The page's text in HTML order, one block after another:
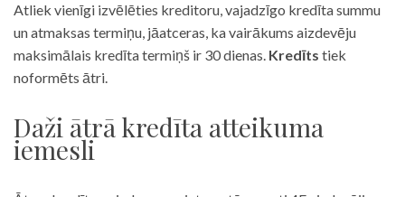
Atliek vienīgi izvēlēties kreditoru, vajadzīgo kredīta summu
un atmaksas termiņu, jāatceras, ka vairākums aizdevēju
maksimālais kredīta termiņš ir 30 dienas. Kredīts tiek
noformēts ātri.
Daži ātrā kredīta atteikuma
iemesli